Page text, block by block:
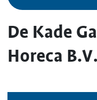
De Kade
Horeca B.V.